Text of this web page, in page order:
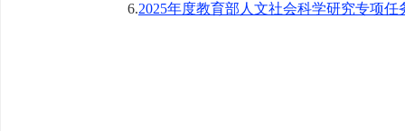
6.2025年度教育部人文社会科学研究专项